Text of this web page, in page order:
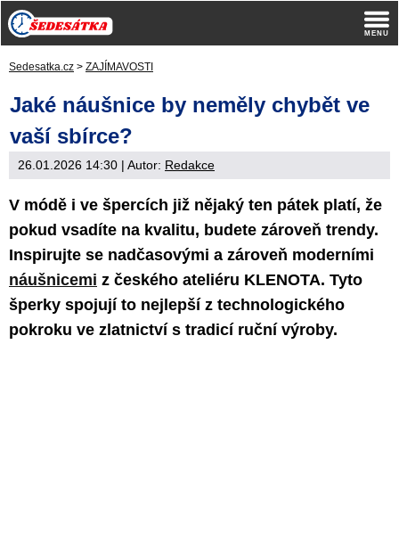
Sedesatka.cz > ZAJÍMAVOSTI
Jaké náušnice by neměly chybět ve
vaší sbírce?
26.01.2026 14:30 | Autor: Redakce
V módě i ve špercích již nějaký‎ ten pátek platí, že
pokud vsadíte na kvalitu, budete zároveň trendy.
Inspirujte se nadčasovými a zároveň moderními
náušnicemi z českého ateliéru KLENOTA. Tyto
šperky spojují to nejlepší z technologického
pokroku ve zlatnictví s tradicí ruční výroby.